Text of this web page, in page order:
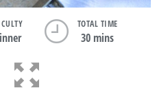
TOTAL TIME
30 mins